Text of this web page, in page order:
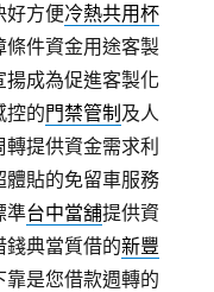
好方便冷熱共用杯
條件資金用途客製
揚成為促進客製化
控的門禁管制 及人
提供資金需求利
體貼的免留車服務
準台中當舖提供資
錢典當質借的新豐
是您借款週轉的